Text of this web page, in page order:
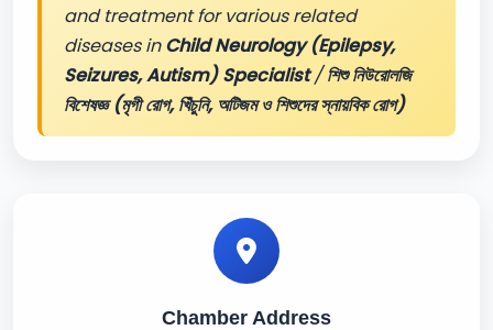
and treatment for various related
diseases inChild Neurology (Epilepsy,
Seizures, Autism) Specialist/শিশু নিউরোলজি
বিশেষজ্ঞ (মৃগী রোগ, খিঁচুনি, অটিজম ও শিশুদের স্নায়বিক রোগ)
Chamber Address